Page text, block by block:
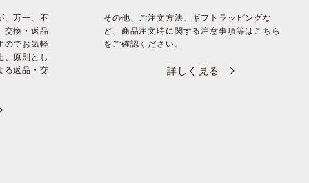
、万一、不
交換・返品
のでお気軽
、原則とし
る返品・交
その他、ご注文方法、ギフトラッピングな
ど、商品注文時に関する注意事項等はこちら
をご確認ください。
詳しく見る